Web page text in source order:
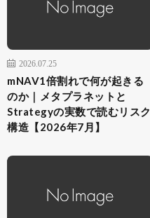
2026.07.25
mNAV1倍割れで何が起きる
のか｜メタプラネットと
Strategyの実数で読むリスク
構造【2026年7月】